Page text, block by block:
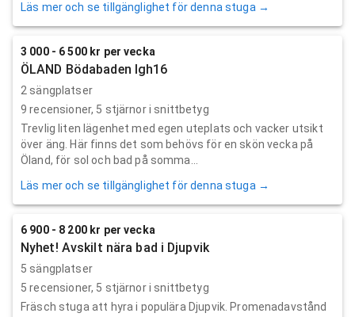
Läs mer och se tillgänglighet för denna stuga →
3 000 - 6 500 kr per vecka
ÖLAND Bödabaden lgh16
2 sängplatser
9 recensioner, 5 stjärnor i snittbetyg
Trevlig liten lägenhet med egen uteplats och vacker utsikt
över äng. Här finns det som behövs för en skön vecka på
Öland, för sol och bad på somma...
Läs mer och se tillgänglighet för denna stuga →
6 900 - 8 200 kr per vecka
Nyhet! Avskilt nära bad i Djupvik
5 sängplatser
5 recensioner, 5 stjärnor i snittbetyg
Fräsch stuga att hyra i populära Djupvik. Promenadavstånd